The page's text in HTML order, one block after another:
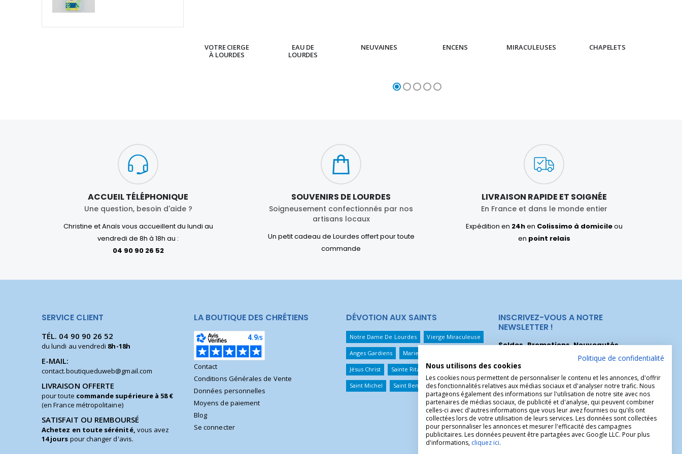
VOTRE CIERGE
À LOURDES
EAU DE
LOURDES
NEUVAINES ENCENS MIRACULEUSES CHAPELETS
ACCUEIL TÉLÉPHONIQUE
Une question, besoin d'aide ?
Christine et Anaïs vous accueillent du lundi au
vendredi de 8h à 18h au :
04 90 90 26 52
SOUVENIRS DE LOURDES
Soigneusement confectionnés par nos
artisans locaux
Un petit cadeau de Lourdes offert pour toute
commande
LIVRAISON RAPIDE ET SOIGNÉE
En France et dans le monde entier
Expédition en 24hen Colissimo à domicileou
en point relais
SERVICE CLIENT
TÉL. 04 90 90 26 52
du lundi au vendredi 8h-18h
E-MAIL:
contact.boutiqueduweb@gmail.com
LIVRAISON OFFERTE
pour toute commande supérieure à 58 €
(en France métropolitaine)
SATISFAIT OU REMBOURSÉ
Achetez en toute sérénité, vous avez
14 jours pour changer d'avis.
LA BOUTIQUE DES CHRÉTIENS
Contact
Conditions Générales de Vente
Données personnelles
Moyens de paiement
Blog
Se connecter
DÉVOTION AUX SAINTS
Notre Dame De Lourdes Vierge Miraculeuse
Anges Gardiens Marie Qui Défait Les Noeuds
Jésus Christ Sainte Rita Sainte Thérèse
Saint Michel Saint Benoît Saint Christophe
INSCRIVEZ-VOUS A NOTRE
NEWSLETTER !
Soldes, Promotions, Nouveautés...
Inscrivez-vous maintenant pour recevoir
nos meilleures offres.
Politique de confidentialité
Nous utilisons des cookies
Les cookies nous permettent de personnaliser le contenu et les annonces, d'offrir
des fonctionnalités relatives aux médias sociaux et d'analyser notre trafic. Nous
partageons également des informations sur l'utilisation de notre site avec nos
partenaires de médias sociaux, de publicité et d'analyse, qui peuvent combiner
celles-ci avec d'autres informations que vous leur avez fournies ou qu'ils ont
collectées lors de votre utilisation de leurs services. Les données sont collectées
pour personnaliser les annonces et mesurer l'efficacité des campagnes
publicitaires. Les données peuvent être partagées avec Google LLC. Pour plus
d'informations, cliquez ici.